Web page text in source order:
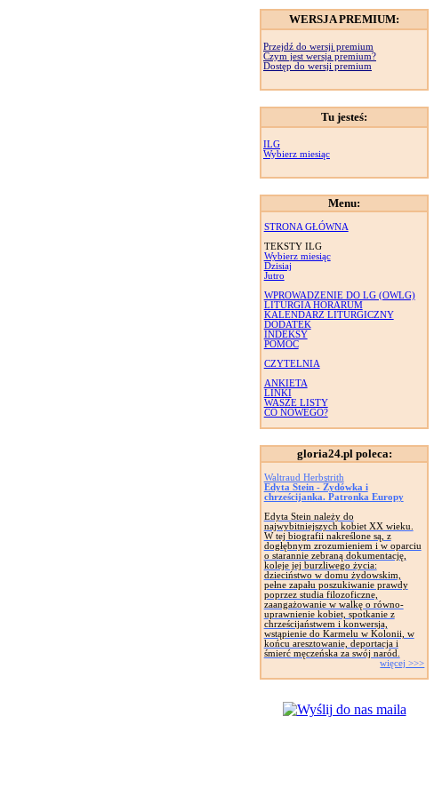
WERSJA PREMIUM:
Przejdź do wersji premium
Czym jest wersja premium?
Dostęp do wersji premium
Tu jesteś:
ILG
Wybierz miesiąc
Menu:
STRONA GŁÓWNA
TEKSTY ILG
Wybierz miesiąc
Dzisiaj
Jutro
WPROWADZENIE DO LG (OWLG)
LITURGIA HORARUM
KALENDARZ LITURGICZNY
DODATEK
INDEKSY
POMOC
CZYTELNIA
ANKIETA
LINKI
WASZE LISTY
CO NOWEGO?
gloria24.pl poleca:
Waltraud Herbstrith
Edyta Stein - Żydówka i
chrześcijanka. Patronka Europy
Edyta Stein należy do
najwybitniejszych kobiet XX wieku.
W tej biografii nakreślone są, z
dogłębnym zrozumieniem i w oparciu
o starannie zebraną dokumentację,
koleje jej burzliwego życia:
dzieciństwo w domu żydowskim,
pełne zapału poszukiwanie prawdy
poprzez studia filozoficzne,
zaangażowanie w walkę o równo-
uprawnienie kobiet, spotkanie z
chrześcijaństwem i konwersja,
wstąpienie do Karmelu w Kolonii, w
końcu aresztowanie, deportacja i
śmierć męczeńska za swój naród.
więcej >>>